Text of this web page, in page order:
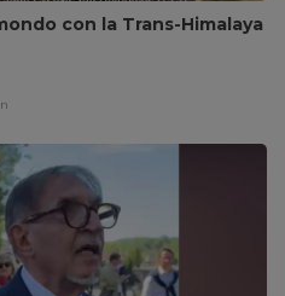
con la Trans-Himalaya